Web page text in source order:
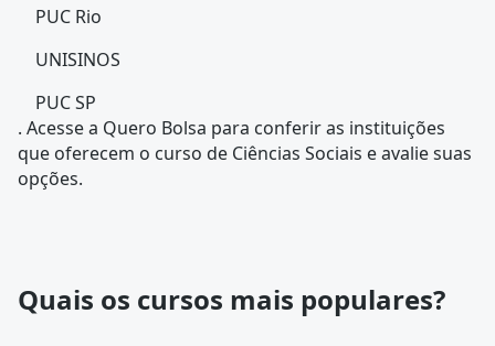
PUC Rio
UNISINOS
PUC SP
. Acesse a Quero Bolsa para conferir as instituições
que oferecem o curso de Ciências Sociais e avalie suas
opções.
Quais os cursos mais populares?